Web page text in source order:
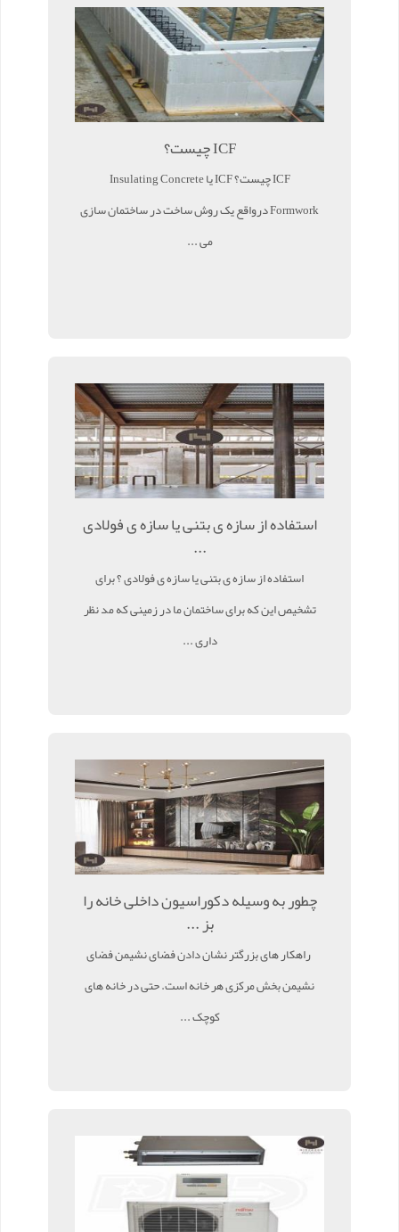
ICF چیست؟
ICF چیست؟ ICF یا Insulating Concrete
Formwork درواقع یک روش ساخت در ساختمان سازی
می ...
استفاده از سازه ی بتنی یا سازه ی فولادی
...
استفاده از سازه ی بتنی یا سازه ی فولادی ؟ برای
تشخیص این که برای ساختمان ما در زمینی که مد نظر
داری ...
چطور به وسیله دکوراسیون داخلی خانه را
بز ...
راهکار های بزرگتر نشان دادن فضای نشیمن فضای
نشیمن بخش مرکزی هر خانه است. حتی در خانه های
کوچک ...